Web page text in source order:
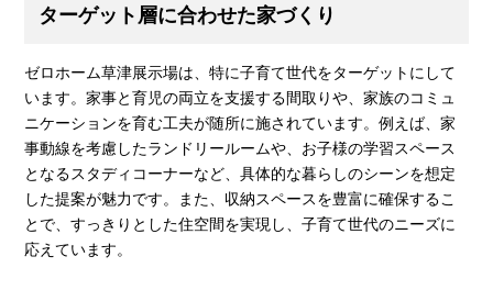
ターゲット層に合わせた家づくり
ゼロホーム草津展示場は、特に子育て世代をターゲットにして
います。家事と育児の両立を支援する間取りや、家族のコミュ
ニケーションを育む工夫が随所に施されています。例えば、家
事動線を考慮したランドリールームや、お子様の学習スペース
となるスタディコーナーなど、具体的な暮らしのシーンを想定
した提案が魅力です。また、収納スペースを豊富に確保するこ
とで、すっきりとした住空間を実現し、子育て世代のニーズに
応えています。